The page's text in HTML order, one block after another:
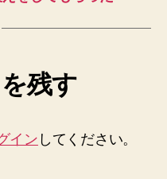
残す
イン してください。